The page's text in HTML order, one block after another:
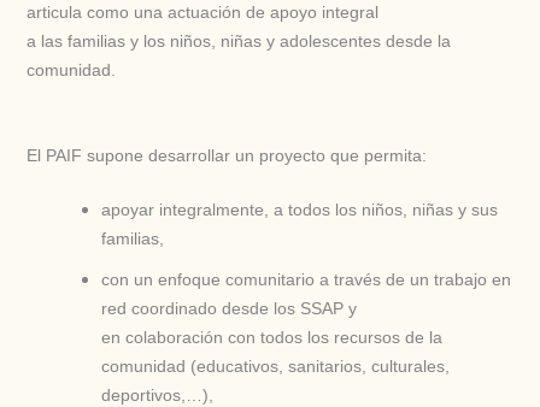
articula como una actuación de apoyo integral
a las familias y los niños, niñas y adolescentes desde la
comunidad.
El PAIF supone desarrollar un proyecto que permita:
apoyar integralmente, a todos los niños, niñas y sus
familias,
con un enfoque comunitario a través de un trabajo en
red coordinado desde los SSAP y
en colaboración con todos los recursos de la
comunidad (educativos, sanitarios, culturales,
deportivos,…),